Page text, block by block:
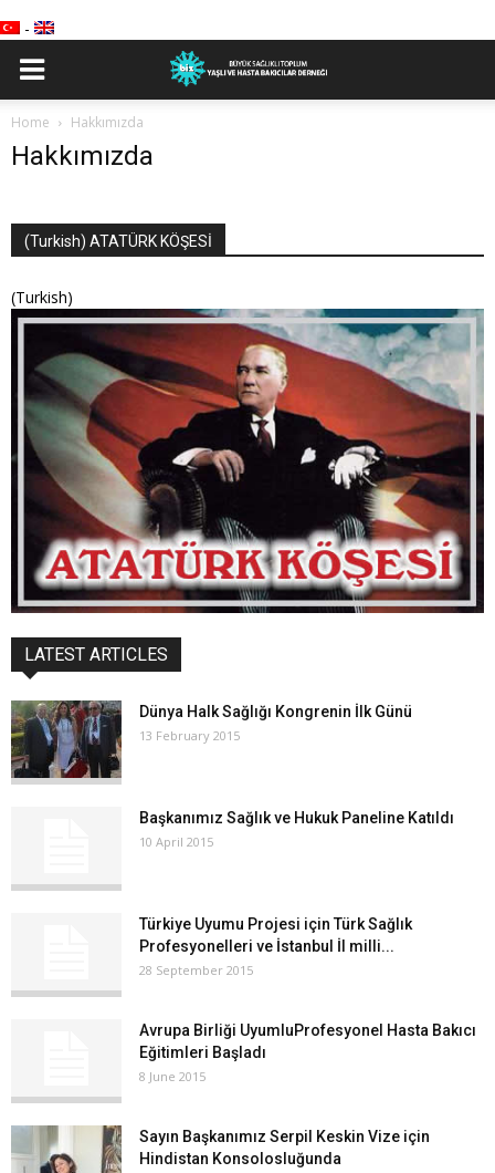
-
Home Hakkımızda
Hakkımızda
(Turkish) ATATÜRK KÖŞESİ
(Turkish)
LATEST ARTICLES
Dünya Halk Sağlığı Kongrenin İlk Günü
13 February 2015
Başkanımız Sağlık ve Hukuk Paneline Katıldı
10 April 2015
Türkiye Uyumu Projesi için Türk Sağlık
Profesyonelleri ve İstanbul İl milli...
28 September 2015
Avrupa Birliği UyumluProfesyonel Hasta Bakıcı
Eğitimleri Başladı
8 June 2015
Sayın Başkanımız Serpil Keskin Vize için
Hindistan Konsolosluğunda